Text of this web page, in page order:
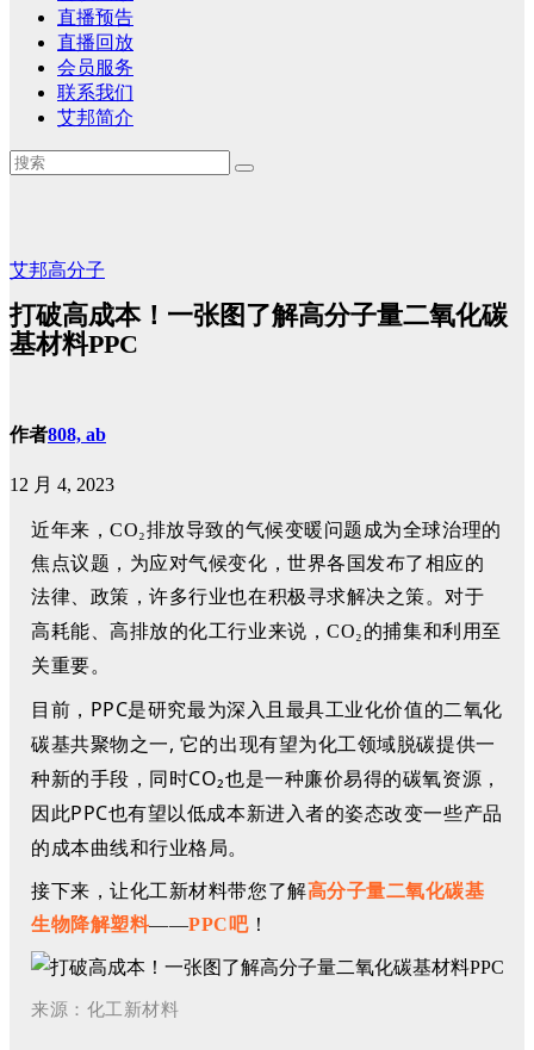
直播预告
直播回放
会员服务
联系我们
艾邦简介
艾邦高分子
打破高成本！一张图了解高分子量二氧化碳
基材料PPC
作者808, ab
12 月 4, 2023
近年来，CO₂排放导致的气候变暖问题成为全球治理的
焦点议题，为应对气候变化，世界各国发布了相应的
法律、政策，许多行业也在积极寻求解决之策。对于
高耗能、高排放的化工行业来说，CO₂的捕集和利用至
关重要。
目前， PPC是研究最为深入且最具工业化价值的二氧化
碳基共聚物之一, 它的出现有望为化工领域脱碳提供一
种新的手段， 同时CO₂也是一种廉价易得的碳氧资源，
因此PPC也有望以低成本新进入者的姿态改变一些产品
的成本曲线和行业格局。
接下来，让化工新材料带您了解高分子量二氧化碳基
生物降解塑料——PPC吧！
来源：化工新材料